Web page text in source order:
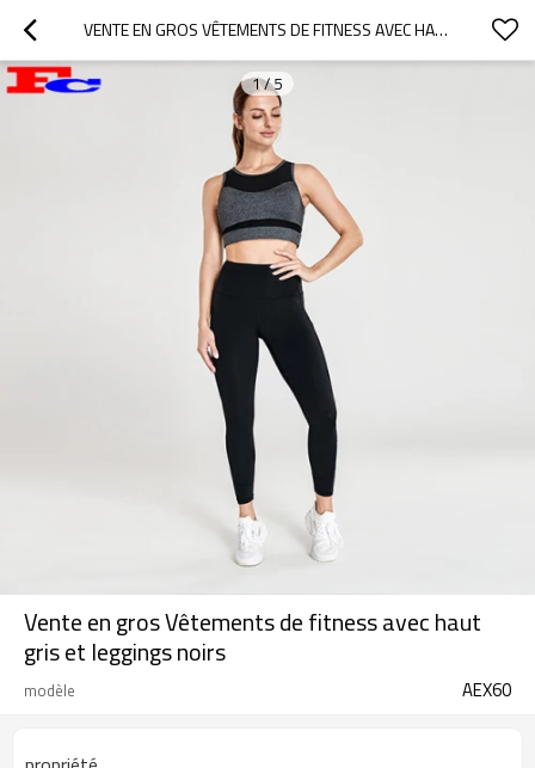
VENTE EN GROS VÊTEMENTS DE FITNESS AVEC HAUT GRIS ET LEGGINGS NOIRS
1/5
Vente en gros Vêtements de fitness avec haut
gris et leggings noirs
modèle AEX60